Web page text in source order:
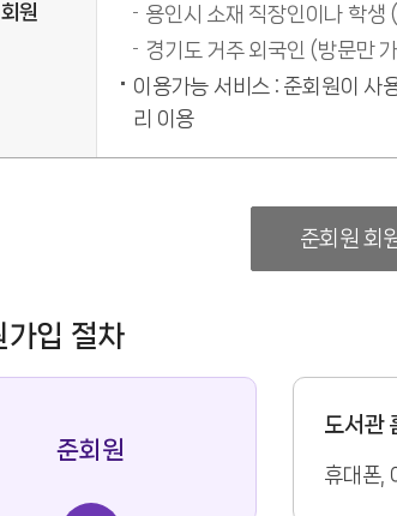
원
용인시 소재 직장인이나 학생
경기도 거주 외국인 (방문만
이용가능 서비스 : 준회원이 사
리 이용
준회원 회
가입 절차
준회원
도서관
휴대폰,